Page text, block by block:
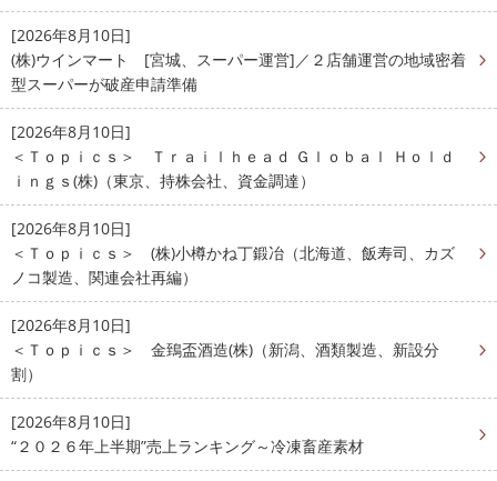
[2026年8月10日]
(株)ウインマート [宮城、スーパー運営]／２店舗運営の地域密着
型スーパーが破産申請準備
[2026年8月10日]
＜Ｔｏｐｉｃｓ＞ Ｔｒａｉｌｈｅａｄ Ｇｌｏｂａｌ Ｈｏｌｄ
ｉｎｇｓ(株)（東京、持株会社、資金調達）
[2026年8月10日]
＜Ｔｏｐｉｃｓ＞ (株)小樽かね丁鍛冶（北海道、飯寿司、カズ
ノコ製造、関連会社再編）
[2026年8月10日]
＜Ｔｏｐｉｃｓ＞ 金鵄盃酒造(株)（新潟、酒類製造、新設分
割）
[2026年8月10日]
“２０２６年上半期”売上ランキング～冷凍畜産素材